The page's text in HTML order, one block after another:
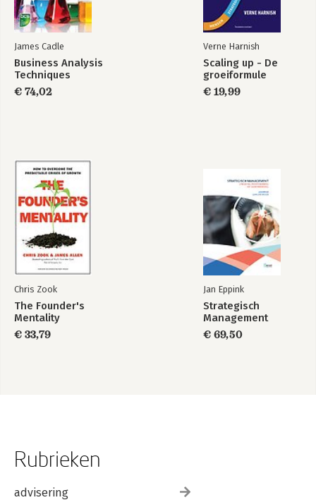
James Cadle
Business Analysis
Techniques
€ 74,02
Verne Harnish
Scaling up - De
groeiformule
€ 19,99
Chris Zook
The Founder's
Mentality
€ 33,79
Jan Eppink
Strategisch
Management
€ 69,50
Rubrieken
advisering